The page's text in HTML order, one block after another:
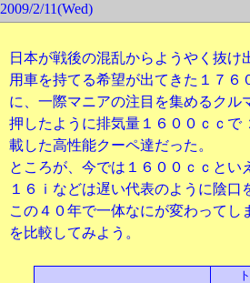
2009/2/11(Wed)
日本が戦後の混乱からようやく抜
用車を持てる希望が出てきた１７
に、一際マニアの注目を集めるク
押したように排気量１６００ｃｃで
載した高性能クーペ達だった。
ところが、今では１６００ｃｃと
１６ｉなどは遅い代表のように陰口
この４０年で一体なにが変わって
を比較してみよう。